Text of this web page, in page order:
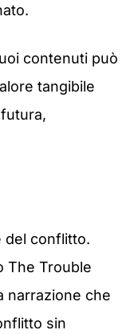
contenuti può
tangibile
del conflitto.
The Trouble
narrazione che
sin